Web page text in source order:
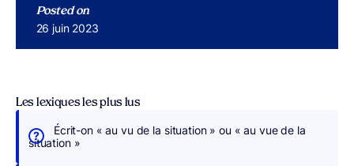
Posted on
Publié le
26 juin 2023
É
Les lexiques les plus lus
Écrit-on « au vu de la situation » ou « au vue de la
situation »